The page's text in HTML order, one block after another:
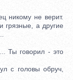
никому не верит.
грязные, а другие
Ты говорил - это
с головы обруч,